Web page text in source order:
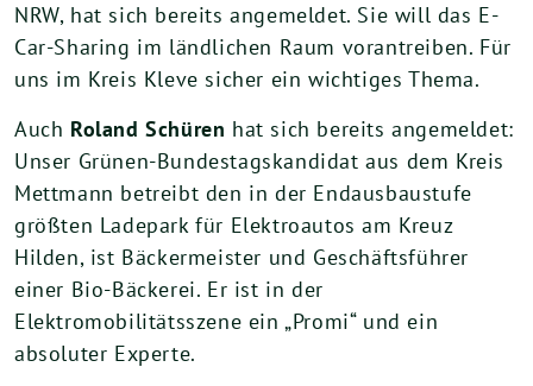
NRW, hat sich bereits angemeldet. Sie will das E-
Car-Sharing im ländlichen Raum vorantreiben. Für
uns im Kreis Kleve sicher ein wichtiges Thema.
Auch Roland Schüren hat sich bereits angemeldet:
Unser Grünen-Bundestagskandidat aus dem Kreis
Mettmann betreibt den in der Endausbaustufe
größten Ladepark für Elektroautos am Kreuz
Hilden, ist Bäckermeister und Geschäftsführer
einer Bio-Bäckerei. Er ist in der
Elektromobilitätsszene ein „Promi“ und ein
absoluter Experte.